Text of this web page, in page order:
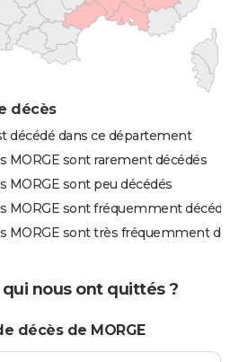
décès
décédé dans ce département
MORGE sont rarement décédés
MORGE sont peu décédés
MORGE sont fréquemment
MORGE sont très fréquemment
qui nous ont quittés ?
décès de MORGE